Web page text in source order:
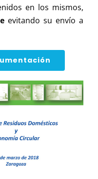
en los mismos,
evitando su envío a